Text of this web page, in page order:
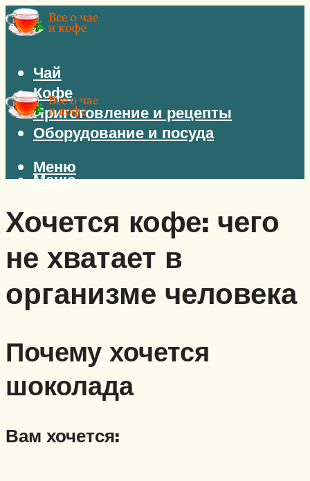
Чай
Кофе
Приготовление и рецепты
Оборудование и посуда
Меню
Меню
Хочется кофе: чего
не хватает в
организме человека
Почему хочется
шоколада
Вам хочется: